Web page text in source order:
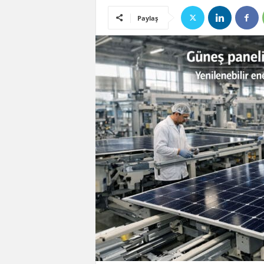
Paylaş